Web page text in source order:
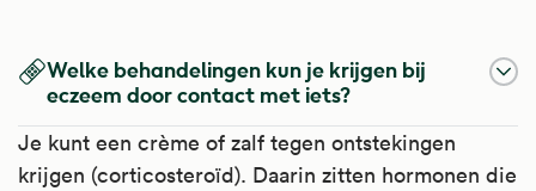
Welke behandelingen kun je krijgen bij
eczeem door contact met iets?
Je kunt een crème of zalf tegen ontstekingen
krijgen (corticosteroïd). Daarin zitten hormonen die